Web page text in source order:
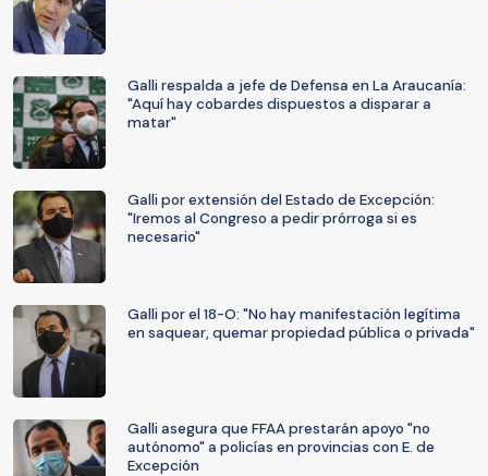
Galli respalda a jefe de Defensa en La Araucanía:
"Aquí hay cobardes dispuestos a disparar a
matar"
Galli por extensión del Estado de Excepción:
"Iremos al Congreso a pedir prórroga si es
necesario"
Galli por el 18-O: "No hay manifestación legítima
en saquear, quemar propiedad pública o privada"
Galli asegura que FFAA prestarán apoyo "no
autónomo" a policías en provincias con E. de
Excepción